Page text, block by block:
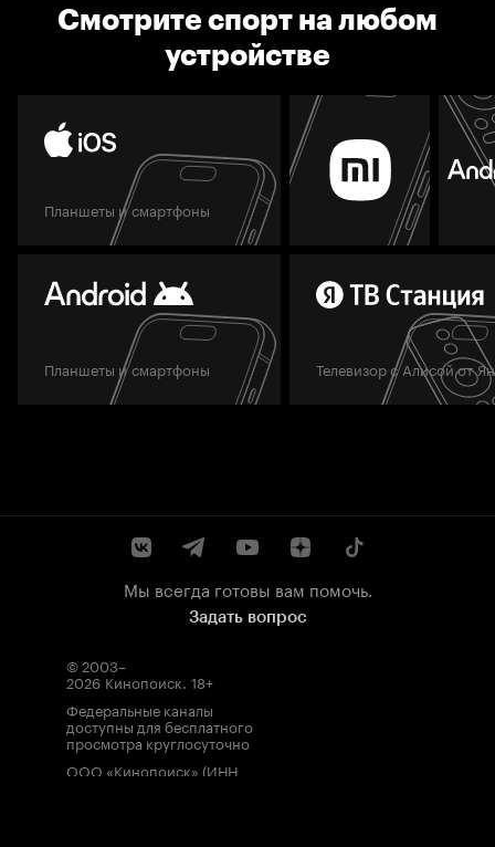
Смотрите спорт на любом
устройстве
Планшеты и смартфоны
Планшеты и смартфоны Телевизор с Алисой от
Мы всегда готовы вам помочь.
Задать вопрос
© 2003–
2026 Кинопоиск 18+
Федеральные каналы
доступны для бесплатного
просмотра круглосуточно
ООО «Кинопоиск» (ИНН